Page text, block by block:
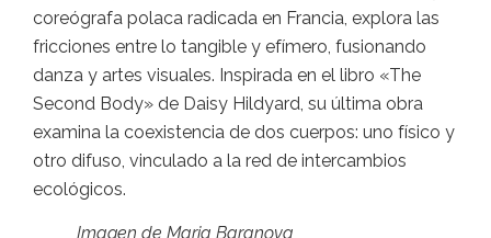
coreógrafa polaca radicada en Francia, explora las
fricciones entre lo tangible y efímero, fusionando
danza y artes visuales. Inspirada en el libro «The
Second Body» de Daisy Hildyard, su última obra
examina la coexistencia de dos cuerpos: uno físico y
otro difuso, vinculado a la red de intercambios
ecológicos.
Imagen de Maria Baranova